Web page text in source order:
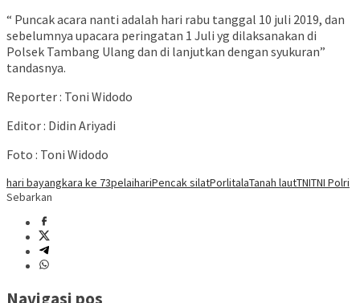
“ Puncak acara nanti adalah hari rabu tanggal 10 juli 2019, dan
sebelumnya upacara peringatan 1 Juli yg dilaksanakan di
Polsek Tambang Ulang dan di lanjutkan dengan syukuran”
tandasnya.
Reporter : Toni Widodo
Editor : Didin Ariyadi
Foto : Toni Widodo
hari bayangkara ke 73pelaihariPencak silatPorlitalaTanah lautTNITNI Polri
Sebarkan
Navigasi pos